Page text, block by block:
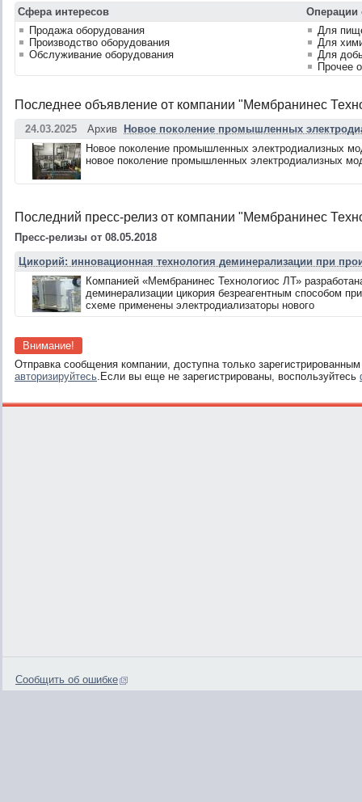
Сфера интересов
Операции
Продажа оборудования
Производство оборудования
Обслуживание оборудования
Для
Для
Для
Прочее
Последнее объявление от компании "Мембранинес
24.03.2025 Архив
Новое поколение промышленных
Новое поколение промышленных электродиализных
новое поколение промышленных электродиализных
Последний пресс-релиз от компании "Мембранинес
Пресс-релизы от 08.05.2018
Цикорий: инновационная технология деминерализации при
Компанией «Мембранинес Технологиос ЛТ»
деминерализации цикория безреагентным способом
схеме применены электродиализаторы нового
Внимание!
Отправка сообщения компании, доступна только
авторизируйтесь.Если вы еще не зарегистрированы, воспользуйтесь
Сообщить об ошибке